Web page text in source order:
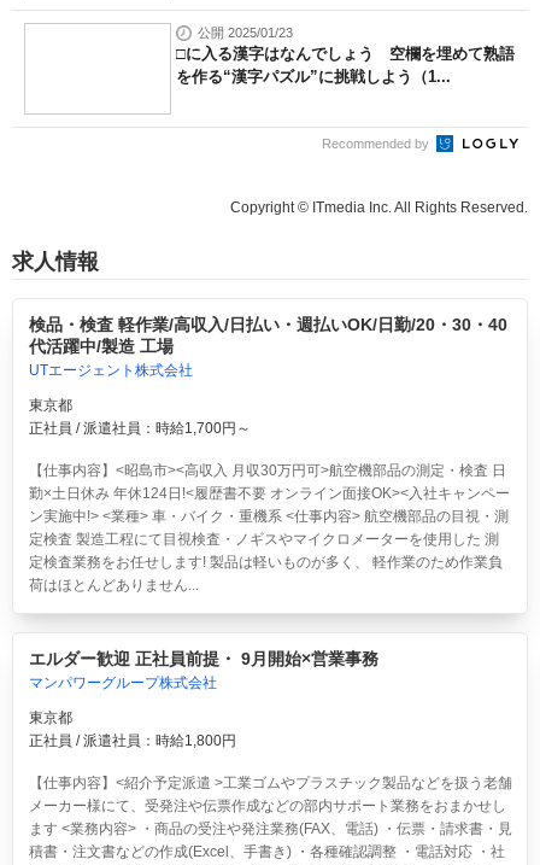
公開 2025/01/23
□に入る漢字はなんでしょう 空欄を埋めて熟語
を作る“漢字パズル”に挑戦しよう（1...
Recommended by
Copyright © ITmedia Inc. All Rights Reserved.
求人情報
検品・検査 軽作業/高収入/日払い・週払いOK/日勤/20・30・40
代活躍中/製造 工場
UTエージェント株式会社
東京都
正社員 / 派遣社員：時給1,700円～
【仕事内容】<昭島市><高収入 月収30万円可>航空機部品の測定・検査 日
勤×土日休み 年休124日!<履歴書不要 オンライン面接OK><入社キャンペー
ン実施中!> <業種> 車・バイク・重機系 <仕事内容> 航空機部品の目視・測
定検査 製造工程にて目視検査・ノギスやマイクロメーターを使用した 測
定検査業務をお任せします! 製品は軽いものが多く、 軽作業のため作業負
荷はほとんどありません...
エルダー歓迎 正社員前提・ 9月開始×営業事務
マンパワーグループ株式会社
東京都
正社員 / 派遣社員：時給1,800円
【仕事内容】<紹介予定派遣 >工業ゴムやプラスチック製品などを扱う老舗
メーカー様にて、受発注や伝票作成などの部内サポート業務をおまかせし
ます <業務内容> ・商品の受注や発注業務(FAX、電話) ・伝票・請求書・見
積書・注文書などの作成(Excel、手書き) ・各種確認調整 ・電話対応 ・社